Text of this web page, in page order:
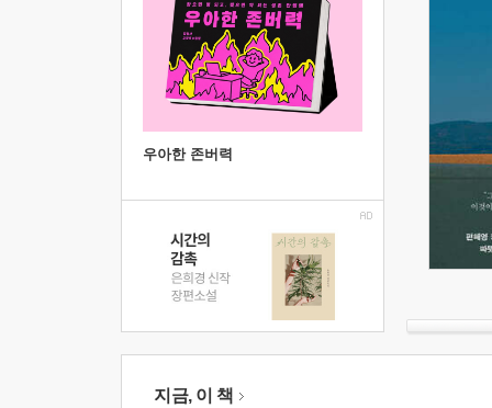
우아한 존버력
지금, 이 책